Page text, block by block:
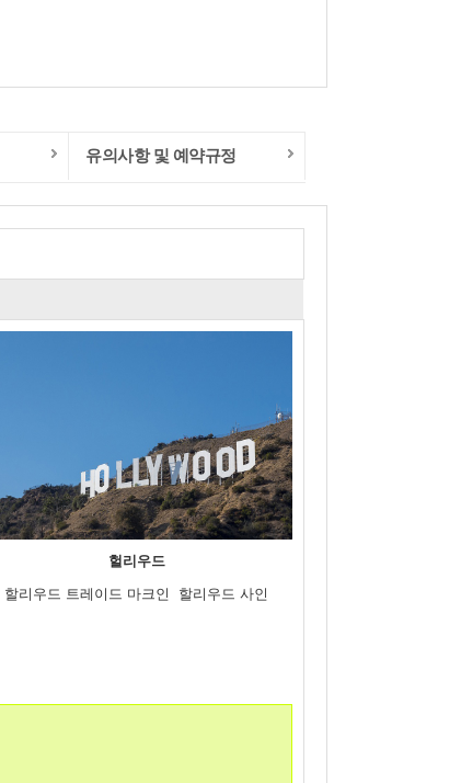
유의사항 및 예약규정
헐리우드
할리우드 트레이드 마크인 할리우드 사인